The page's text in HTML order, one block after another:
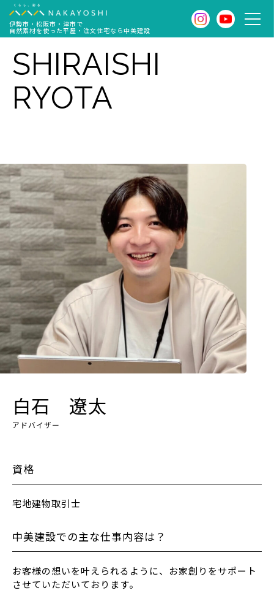
伊勢市・松阪市・津市で
自然素材を使った平屋・注文住宅なら中美建設
SHIRAISHI
RYOTA
白石 遼太
アドバイザー
資格
宅地建物取引士
中美建設での主な仕事内容は？
お客様の想いを叶えられるように、お家創りをサポート
させていただいております。